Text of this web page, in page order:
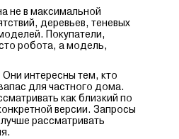
не в максимальной
деревьев, теневых
Покупатели,
робота, а модель,
интересны тем, кто
для частного дома.
как близкий по
версии. Запросы
рассматривать